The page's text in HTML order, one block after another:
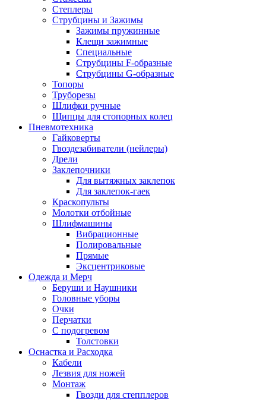
Степлеры
Струбцины и Зажимы
Зажимы пружинные
Клещи зажимные
Специальные
Струбцины F-образные
Струбцины G-образные
Топоры
Труборезы
Шлифки ручные
Щипцы для стопорных колец
Пневмотехника
Гайковерты
Гвоздезабиватели (нейлеры)
Дрели
Заклепочники
Для вытяжных заклепок
Для заклепок-гаек
Краскопульты
Молотки отбойные
Шлифмашины
Вибрационные
Полировальные
Прямые
Эксцентриковые
Одежда и Мерч
Беруши и Наушники
Головные уборы
Очки
Перчатки
С подогревом
Толстовки
Оснастка и Расходка
Кабели
Лезвия для ножей
Монтаж
Гвозди для степплеров